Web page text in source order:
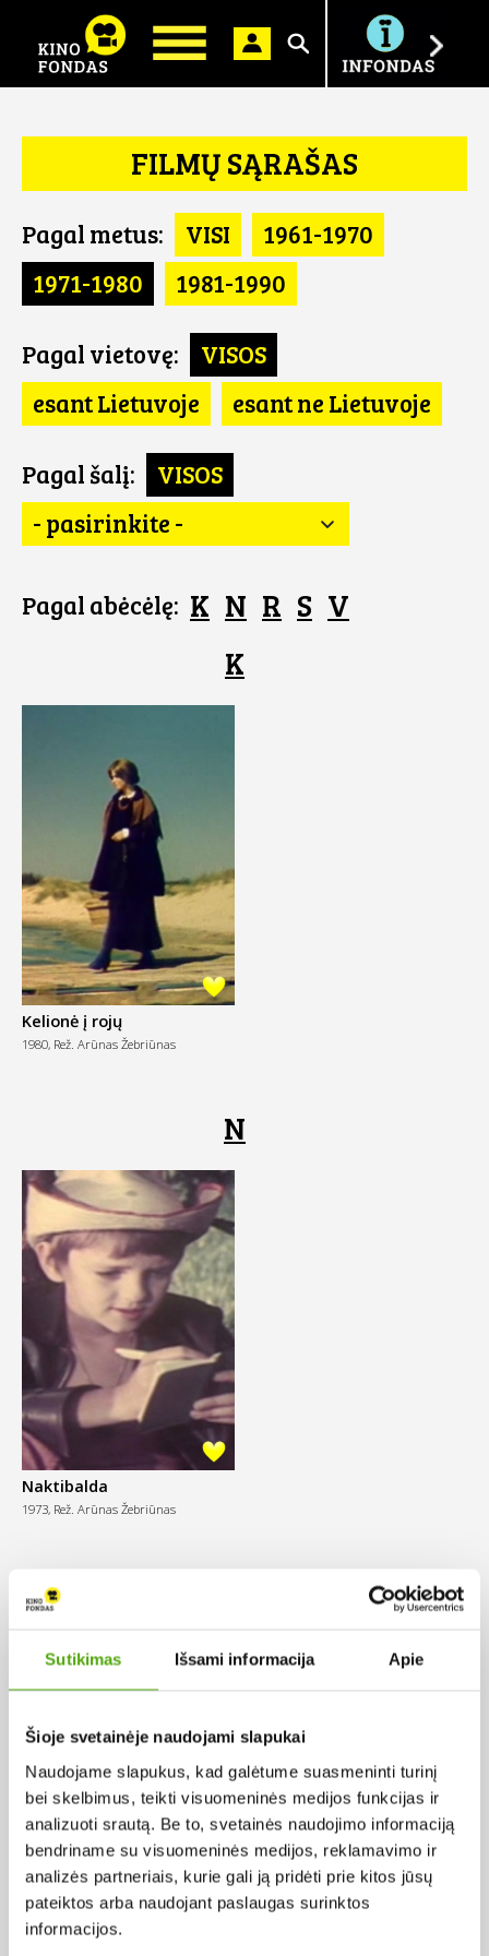
Sutikimas Išsami informacija Apie
Šioje svetainėje naudojami slapukai
Naudojame slapukus, kad galėtume suasmeninti turinį
bei skelbimus, teikti visuomeninės medijos funkcijas ir
analizuoti srautą. Be to, svetainės naudojimo informaciją
bendriname su visuomeninės medijos, reklamavimo ir
analizės partneriais, kurie gali ją pridėti prie kitos jūsų
pateiktos arba naudojant paslaugas surinktos
informacijos.
Ieškoti
FILMŲ SĄRAŠAS
Pagal metus: VISI
1961-1970
1971-1980
1981-1990
Pagal vietovę:
VISOS
esant Lietuvoje
esant ne Lietuvoje
Pagal šalį:
VISOS
- pasirinkite -
Pagal abėcėlę: K N R S V
K
Kelionė į rojų
1980, Rež. Arūnas Žebriūnas
N
Naktibalda
1973, Rež. Arūnas Žebriūnas